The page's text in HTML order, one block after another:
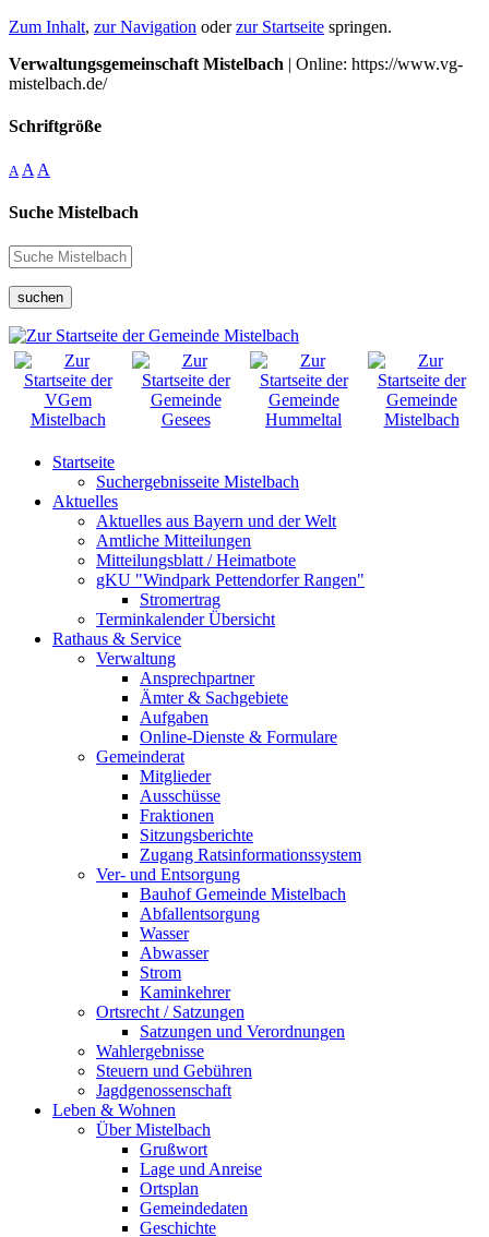
Zum Inhalt, zur Navigation oderzur Startseite springen.
Verwaltungsgemeinschaft Mistelbach | Online: https://www.vg-
mistelbach.de/
Schriftgröße
A A A
Suche Mistelbach
suchen
Startseite
Suchergebnisseite Mistelbach
Aktuelles
Aktuelles aus Bayern und der Welt
Amtliche Mitteilungen
Mitteilungsblatt / Heimatbote
gKU "Windpark Pettendorfer Rangen"
Stromertrag
Terminkalender Übersicht
Rathaus & Service
Verwaltung
Ansprechpartner
Ämter & Sachgebiete
Aufgaben
Online-Dienste & Formulare
Gemeinderat
Mitglieder
Ausschüsse
Fraktionen
Sitzungsberichte
Zugang Ratsinformationssystem
Ver- und Entsorgung
Bauhof Gemeinde Mistelbach
Abfallentsorgung
Wasser
Abwasser
Strom
Kaminkehrer
Ortsrecht / Satzungen
Satzungen und Verordnungen
Wahlergebnisse
Steuern und Gebühren
Jagdgenossenschaft
Leben & Wohnen
Über Mistelbach
Grußwort
Lage und Anreise
Ortsplan
Gemeindedaten
Geschichte